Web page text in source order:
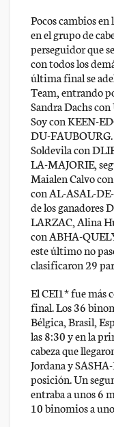
Pocos cambios
en el grupo de
perseguidor que
con todos los
última final se
Team, entrando
Sandra Dachs
Soy con KEEN-
DU-
Soldevila con
LA-MAJORIE,
Maialen Calvo
con AL-ASAL-
de los ganadores
LARZAC, Alina
con ABHA-
este último no
clasificaron 29
El CEI1* fue más
final. Los 36
Bélgica, Brasil,
las 8:30 y en la
cabeza que
Jordana y
posición. Un
entraba a unos 6
10 binomios a